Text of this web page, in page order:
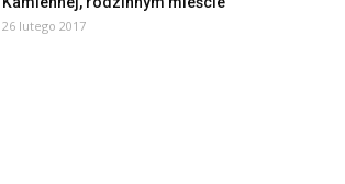
26 lutego 2017